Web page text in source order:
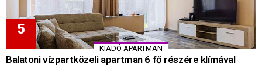
KIADÓ APARTMAN
Balatoni vízpartközeli apartman 6 fő részére klímával